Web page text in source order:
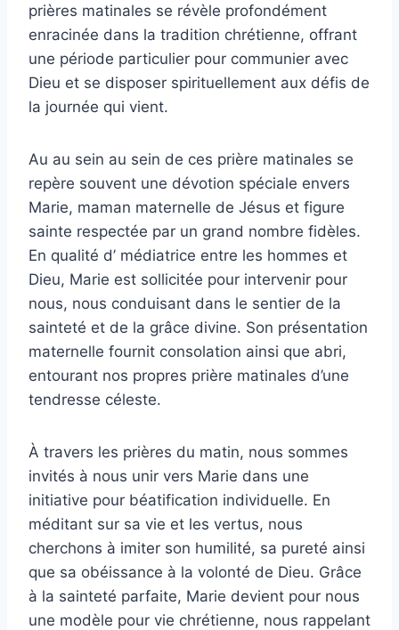
prières matinales se révèle profondément
enracinée dans la tradition chrétienne, offrant
une période particulier pour communier avec
Dieu et se disposer spirituellement aux défis de
la journée qui vient.
Au au sein au sein de ces prière matinales se
repère souvent une dévotion spéciale envers
Marie, maman maternelle de Jésus et figure
sainte respectée par un grand nombre fidèles.
En qualité d’ médiatrice entre les hommes et
Dieu, Marie est sollicitée pour intervenir pour
nous, nous conduisant dans le sentier de la
sainteté et de la grâce divine. Son présentation
maternelle fournit consolation ainsi que abri,
entourant nos propres prière matinales d’une
tendresse céleste.
À travers les prières du matin, nous sommes
invités à nous unir vers Marie dans une
initiative pour béatification individuelle. En
méditant sur sa vie et les vertus, nous
cherchons à imiter son humilité, sa pureté ainsi
que sa obéissance à la volonté de Dieu. Grâce
à la sainteté parfaite, Marie devient pour nous
une modèle pour vie chrétienne, nous rappelant